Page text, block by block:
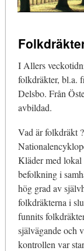
KONTAKTA
I Allers
folkdräkter, bl.a.
Delsbo. Från
avbildad.
Vad är folkdräkt
Kläder med lokal
befolkning i
hög grad av
folkdräkterna i
funnits
självägande och
kontrollen var